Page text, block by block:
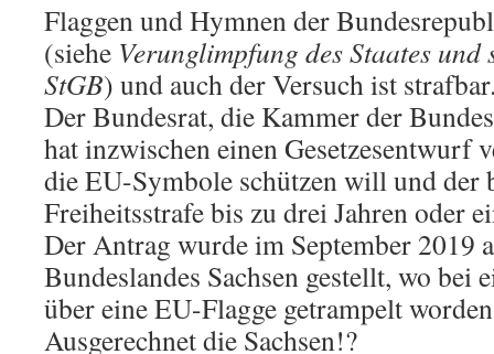
Flaggen und Hymnen der
(siehe Verunglimpfung des Staates und
StGB) und auch der Versuch ist
Der Bundesrat, die Kammer der
hat inzwischen einen Gesetzesentwurf
die EU-Symbole schützen will und der
Freiheitsstrafe bis zu drei Jahren oder
Der Antrag wurde im September 2019
Bundeslandes Sachsen gestellt, wo bei
über eine EU-Flagge getrampelt
Ausgerechnet die Sachsen!?